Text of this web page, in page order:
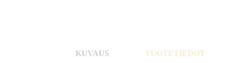
KUVAUS TUOTETIEDOT